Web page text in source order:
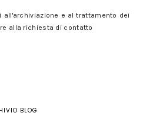
all'archiviazione e al trattamento dei
alla richiesta di contatto
BLOG